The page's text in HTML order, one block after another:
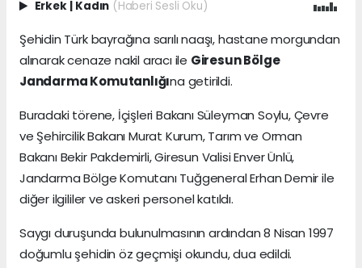
Erkek | Kadın (Haberi Sesli Oku)
Şehidin Türk bayrağına sarılı naaşı, hastane morgundan
alınarak cenaze nakil aracı ile Giresun Bölge
Jandarma Komutanlığına getirildi.
Buradaki törene, İçişleri Bakanı Süleyman Soylu, Çevre
ve Şehircilik Bakanı Murat Kurum, Tarım ve Orman
Bakanı Bekir Pakdemirli, Giresun Valisi Enver Ünlü,
Jandarma Bölge Komutanı Tuğgeneral Erhan Demir ile
diğer ilgililer ve askeri personel katıldı.
Saygı duruşunda bulunulmasının ardından 8 Nisan 1997
doğumlu şehidin öz geçmişi okundu, dua edildi.